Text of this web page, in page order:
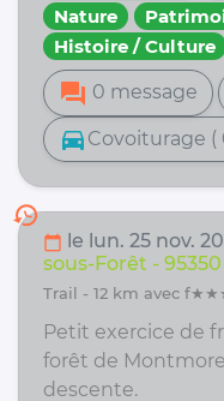
Nature
Histoire / Culture
forum 0 message
directions_car Covoiturage (
history
calendar_today le lun. 25 nov.
sous-Forêt - 95350
trail - 12 km avec
Petit exercice de
forêt de
descente.